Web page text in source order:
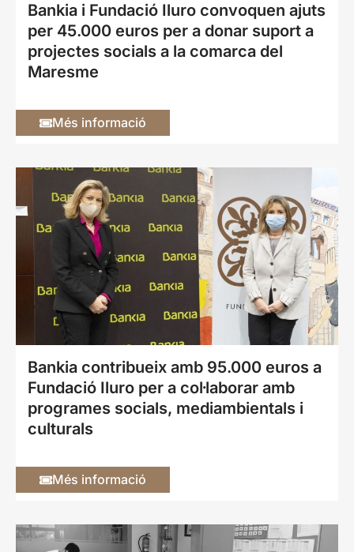
Bankia i Fundació Iluro convoquen ajuts
per 45.000 euros per a donar suport a
projectes socials a la comarca del
Maresme
Més informació
Bankia contribueix amb 95.000 euros a
Fundació Iluro per a col·laborar amb
programes socials, mediambientals i
culturals
Més informació